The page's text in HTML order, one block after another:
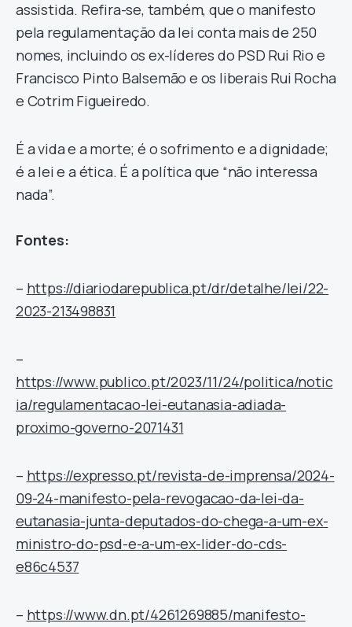
assistida. Refira-se, também, que o manifesto
pela regulamentação da lei conta mais de 250
nomes, incluindo os ex-líderes do PSD Rui Rio e
Francisco Pinto Balsemão e os liberais Rui Rocha
e Cotrim Figueiredo.
É a vida e a morte; é o sofrimento e a dignidade;
é a lei e a ética. É a política que “não interessa
nada”.
Fontes:
– https://diariodarepublica.pt/dr/detalhe/lei/22-
2023-213498831
–
https://www.publico.pt/2023/11/24/politica/notic
ia/regulamentacao-lei-eutanasia-adiada-
proximo-governo-2071431
– https://expresso.pt/revista-de-imprensa/2024-
09-24-manifesto-pela-revogacao-da-lei-da-
eutanasia-junta-deputados-do-chega-a-um-ex-
ministro-do-psd-e-a-um-ex-lider-do-cds-
e86c4537
– https://www.dn.pt/4261269885/manifesto-